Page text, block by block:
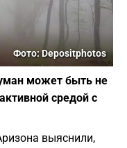
Фото: Depositphotos
может быть не
средой с
выяснили,